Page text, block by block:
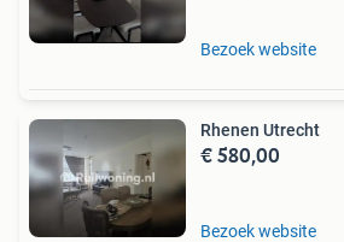
Bezoek website
Rhenen Utrecht
€ 580,00
Bezoek website